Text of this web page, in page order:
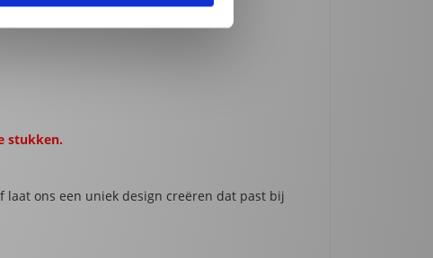
stukken.
laat ons een uniek design creëren dat past bij